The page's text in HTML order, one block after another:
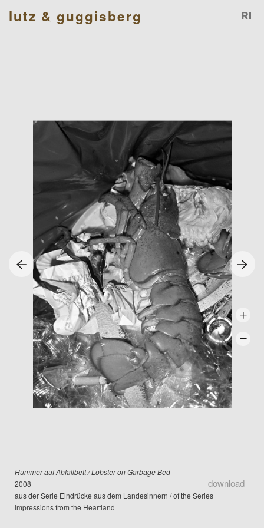
lutz & guggisberg
Hummer auf Abfallbett / Lobster on Garbage Bed
2008
aus der Serie Eindrücke aus dem Landesinnern / of the Series
Impressions from the Heartland
download